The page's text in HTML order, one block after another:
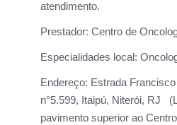
atendimento.
Prestador: Centro de
Especialidades local:
Endereço: Estrada
n°5.599, Itaipú, Niterói, RJ
pavimento superior ao